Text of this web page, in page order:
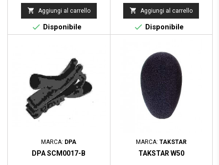
 Aggiungi al carrello
 Disponibile
 Aggiungi al carrello
 Disponibile
MARCA: DPA
DPA SCM0017-B
MARCA: TAKSTAR
TAKSTAR W50